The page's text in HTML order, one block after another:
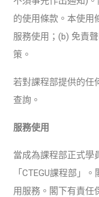
的使用條款。本使用
服務使用；(b) 免責
策。
若對課程部提供的任
查詢。
服務使用
當成為課程部正式學
「CTEGU課程部」
用服務。閣下有責任